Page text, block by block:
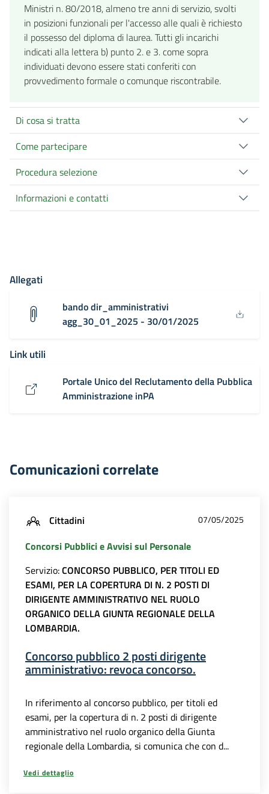
Ministri n. 80/2018, almeno tre anni di servizio, svolti
in posizioni funzionali per l'accesso alle quali è richiesto
il possesso del diploma di laurea. Tutti gli incarichi
indicati alla lettera b) punto 2. e 3. come sopra
individuati devono essere stati conferiti con
provvedimento formale o comunque riscontrabile.
Di cosa si tratta
Come partecipare
Procedura selezione
Informazioni e contatti
Allegati
bando dir_amministrativi
agg_30_01_2025 - 30/01/2025
Link utili
Portale Unico del Reclutamento della Pubblica
Amministrazione inPA
Comunicazioni correlate
Cittadini 07/05/2025
Concorsi Pubblici e Avvisi sul Personale
Servizio:CONCORSO PUBBLICO, PER TITOLI ED
ESAMI, PER LA COPERTURA DI N. 2 POSTI DI
DIRIGENTE AMMINISTRATIVO NEL RUOLO
ORGANICO DELLA GIUNTA REGIONALE DELLA
LOMBARDIA.
Concorso pubblico 2 posti dirigente
amministrativo: revoca concorso.
In riferimento al concorso pubblico, per titoli ed
esami, per la copertura di n. 2 posti di dirigente
amministrativo nel ruolo organico della Giunta
regionale della Lombardia, si comunica che con d...
Vedi dettaglio